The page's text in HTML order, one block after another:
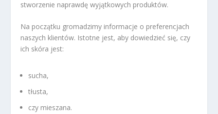
stworzenie naprawdę wyjątkowych produktów.
Na początku gromadzimy informacje o preferencjach
naszych klientów. Istotne jest, aby dowiedzieć się, czy
ich skóra jest:
sucha,
tłusta,
czy mieszana.